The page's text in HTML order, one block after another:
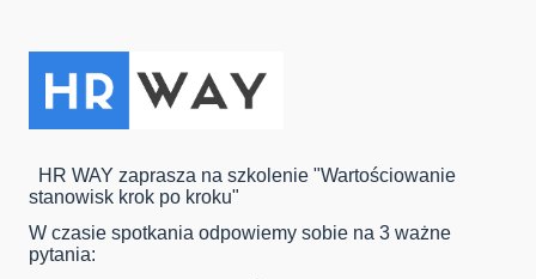
HR WAY zaprasza na szkolenie "Wartościowanie
stanowisk krok po kroku"
W czasie spotkania odpowiemy sobie na 3 ważne
pytania: